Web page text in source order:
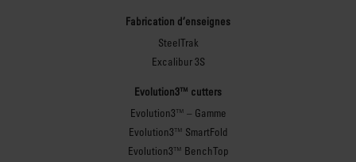
Fabrication d’enseignes
SteelTrak
Excalibur 3S
Evolution3™ cutters
Evolution3™ – Gamme
Evolution3™ SmartFold
Evolution3™ BenchTop